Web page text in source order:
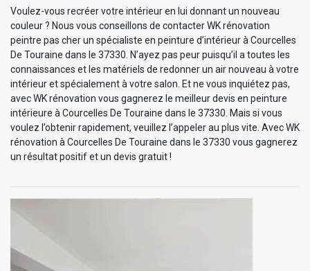
Voulez-vous recréer votre intérieur en lui donnant un nouveau
couleur ? Nous vous conseillons de contacter WK rénovation
peintre pas cher un spécialiste en peinture d’intérieur à Courcelles
De Touraine dans le 37330. N’ayez pas peur puisqu’il a toutes les
connaissances et les matériels de redonner un air nouveau à votre
intérieur et spécialement à votre salon. Et ne vous inquiétez pas,
avec WK rénovation vous gagnerez le meilleur devis en peinture
intérieure à Courcelles De Touraine dans le 37330. Mais si vous
voulez l’obtenir rapidement, veuillez l’appeler au plus vite. Avec WK
rénovation à Courcelles De Touraine dans le 37330 vous gagnerez
un résultat positif et un devis gratuit !